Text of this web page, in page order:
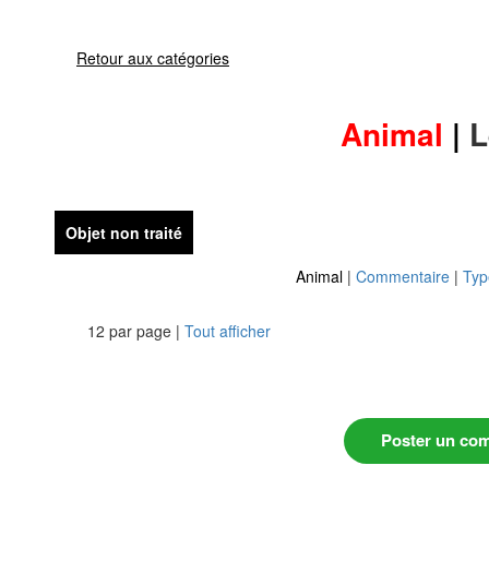
Retour aux catégories
Animal |
Objet non traité
Animal | Commentaire |
12 par page | Tout afficher
Poster un